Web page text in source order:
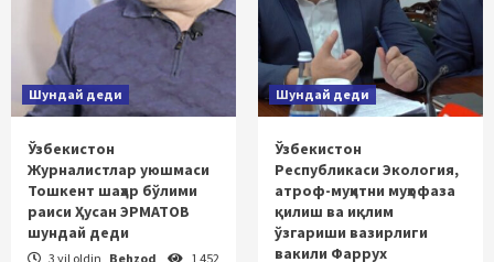
Шундай деди
Ўзбекистон
Журналистлар уюшмаси
Тошкент шаҳар бўлими
раиси Ҳусан ЭРМАТОВ
шундай деди
3 yil oldin Behzod 1 452
Шундай деди
Ўзбекистон
Республикаси Экология,
атроф-муҳитни муҳофаза
қилиш ва иқлим
ўзгариши вазирлиги
вакили Фаррух